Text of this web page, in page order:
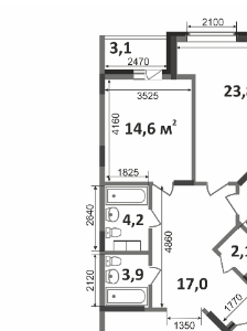
Рассрочка